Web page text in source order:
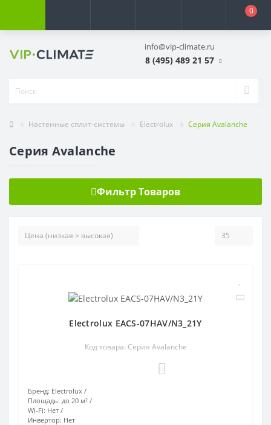
0
info@vip-climate.ru
8 (495) 489 21 57
Настенные сплит-системы Electrolux Серия Avalanche
Серия Avalanche
Фильтр Товаров
Electrolux EACS-07HAV/N3_21Y
Код товара: Серия Avalanche
Бренд: Electrolux
Площадь: до 20 м²
Wi-Fi: Нет
Инвертор: Нет